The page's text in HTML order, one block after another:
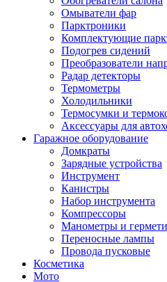
Омыватели фар
Парктроники
Комплектующие
Подогрев сидений
Преобразователи
Радар детекторы
Термометры
Холодильники
Термосумки и
Аксессуары для
Гаражное оборудование
Домкраты
Зарядные устройства
Инструмент
Канистры
Набор инструмента
Компрессоры
Манометры и
Переносные лампы
Провода пусковые
Косметика
Мото